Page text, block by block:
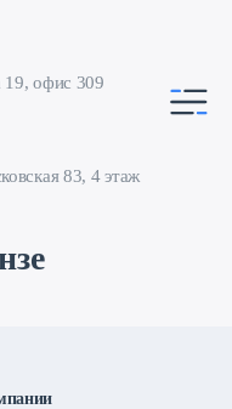
19, офис 309
83, 4 этаж